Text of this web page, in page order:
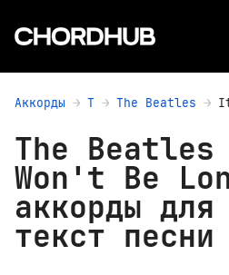
Аккорды T The Beatles
The
Won't Be
аккорды для
текст песни